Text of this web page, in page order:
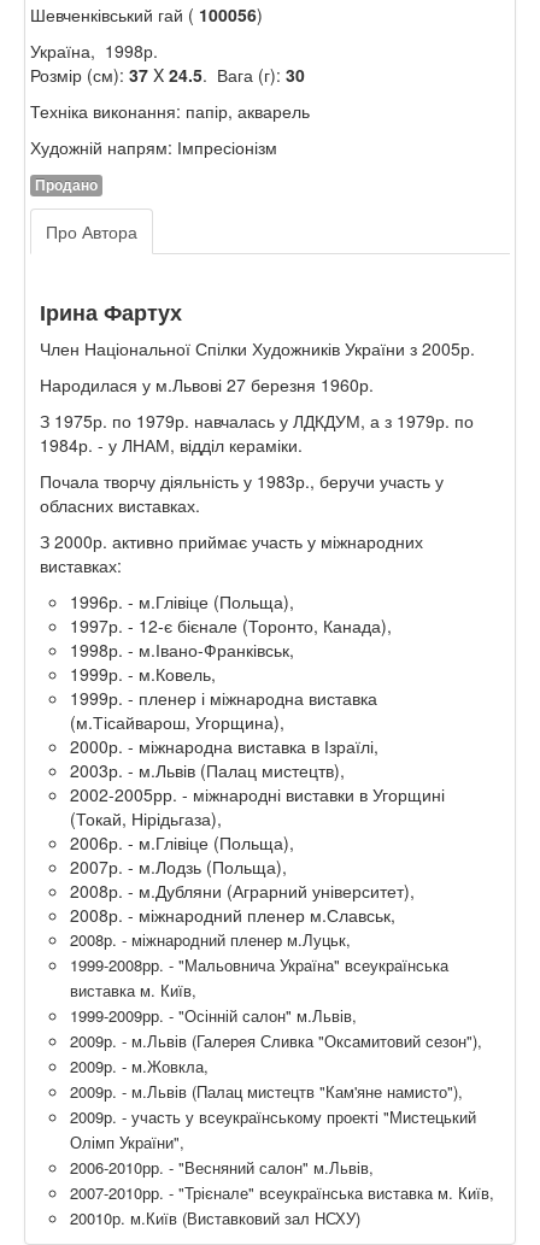
Шевченківський гай ( 100056)
Україна, 1998р.
Розмір (см): 37 X 24.5. Вага (г): 30
Техніка виконання: папір, акварель
Художній напрям: Імпресіонізм
Продано
Про Автора
Ірина Фартух
Член Національної Спілки Художників України з 2005р.
Народилася у м.Львові 27 березня 1960р.
З 1975р. по 1979р. навчалась у ЛДКДУМ, а з 1979р. по
1984р. - у ЛНАМ, відділ кераміки.
Почала творчу діяльність у 1983р., беручи участь у
обласних виставках.
З 2000р. активно приймає участь у міжнародних
виставках:
1996р. - м.Глівіце (Польща),
1997р. - 12-є бієнале (Торонто, Канада),
1998р. - м.Івано-Франківськ,
1999р. - м.Ковель,
1999р. - пленер і міжнародна виставка
(м.Тісайварош, Угорщина),
2000р. - міжнародна виставка в Ізраїлі,
2003р. - м.Львів (Палац мистецтв),
2002-2005рр. - міжнародні виставки в Угорщині
(Токай, Нірідьгаза),
2006р. - м.Глівіце (Польща),
2007р. - м.Лодзь (Польща),
2008р. - м.Дубляни (Аграрний університет),
2008р. - міжнародний пленер м.Славськ,
2008р. - міжнародний пленер м.Луцьк,
1999-2008рр. - "Мальовнича Україна" всеукраїнська
виставка м. Київ,
1999-2009рр. - "Осінній салон" м.Львів,
2009р. - м.Львів (Галерея Сливка "Оксамитовий сезон"),
2009р. - м.Жовкла,
2009р. - м.Львів (Палац мистецтв "Кам'яне намисто"),
2009р. - участь у всеукраїнському проекті "Мистецький
Олімп України",
2006-2010рр. - "Весняний салон" м.Львів,
2007-2010рр. - "Трієнале" всеукраїнська виставка м. Київ,
20010р. м.Київ (Виставковий зал НСХУ)